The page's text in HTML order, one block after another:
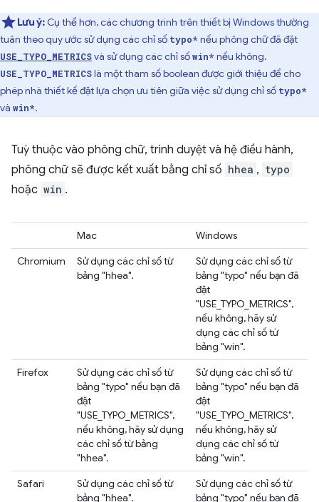
Lưu ý: Cụ thể hơn, các chương trình trên thiết bị Windows thường
tuân theo quy ước sử dụng các chỉ số typo* nếu phông chữ đã đặt
USE_TYPO_METRICSvà sử dụng các chỉ sốwin* nếu không.
USE_TYPO_METRICSlà một tham số boolean được giới thiệu để cho
phép nhà thiết kế đặt lựa chọn ưu tiên giữa việc sử dụng chỉ số typo*
và win*.
Tuỳ thuộc vào phông chữ, trình duyệt và hệ điều hành,
phông chữ sẽ được kết xuất bằng chỉ số hhea , typo
hoặc win .
Mac
Windows
Chromium
Sử dụng các chỉ số từ
bảng "hhea".
Sử dụng các chỉ số từ
bảng "typo" nếu bạn đã
đặt
"USE_TYPO_METRICS",
nếu không, hãy sử
dụng các chỉ số từ
bảng "win".
Firefox
Sử dụng các chỉ số từ
bảng "typo" nếu bạn đã
đặt
"USE_TYPO_METRICS",
nếu không, hãy sử dụng
các chỉ số từ bảng
"hhea".
Sử dụng các chỉ số từ
bảng "typo" nếu bạn đã
đặt
"USE_TYPO_METRICS",
nếu không, hãy sử
dụng các chỉ số từ
bảng "win".
Safari
Sử dụng các chỉ số từ
bảng "hhea".
Sử dụng các chỉ số từ
bảng "typo" nếu bạn đã